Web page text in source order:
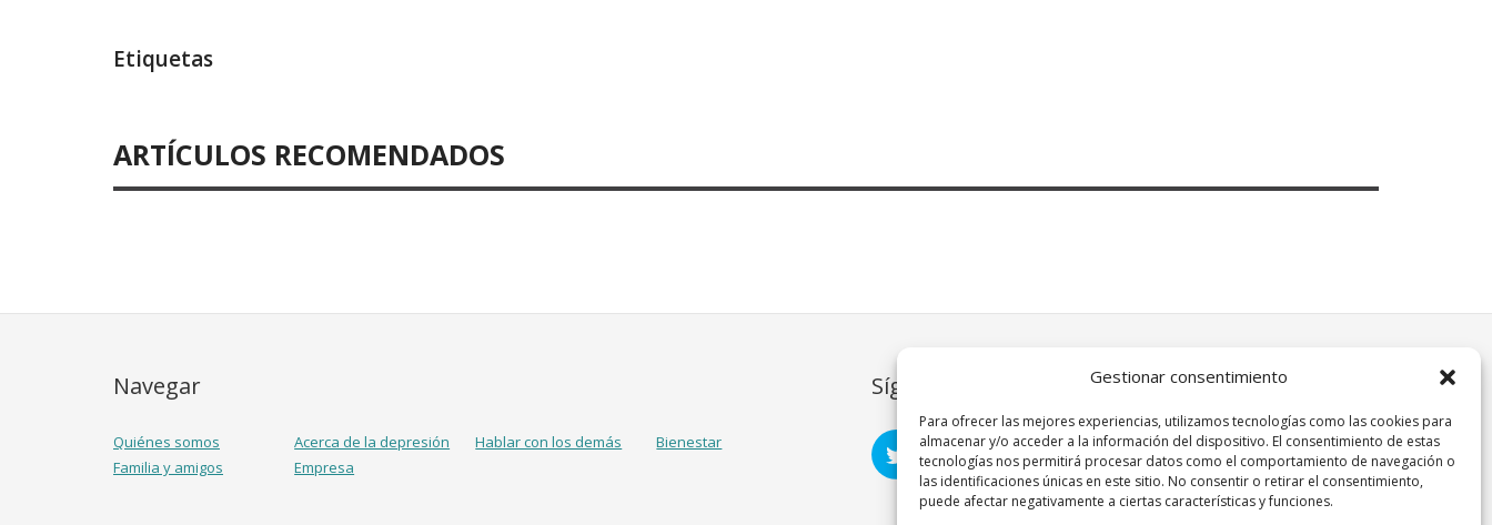
Gestionar consentimiento
Para ofrecer las mejores experiencias, utilizamos tecnologías como las cookies para
almacenar y/o acceder a la información del dispositivo. El consentimiento de estas
tecnologías nos permitirá procesar datos como el comportamiento de navegación o
las identificaciones únicas en este sitio. No consentir o retirar el consentimiento,
puede afectar negativamente a ciertas características y funciones.
Etiquetas
ARTÍCULOS RECOMENDADOS
Navegar
Quiénes somos Acerca de la depresión Hablar con los demás
Bienestar
Familia y amigos
Empresa
Síguenos